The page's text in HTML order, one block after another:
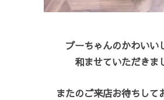
プーちゃんのかわいい
和ませていただき
またのご来店お待ちし